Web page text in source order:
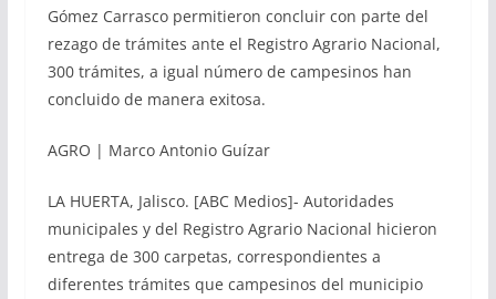
Gómez Carrasco permitieron concluir con parte del
rezago de trámites ante el Registro Agrario Nacional,
300 trámites, a igual número de campesinos han
concluido de manera exitosa.
AGRO | Marco Antonio Guízar
LA HUERTA, Jalisco. [ABC Medios]- Autoridades
municipales y del Registro Agrario Nacional hicieron
entrega de 300 carpetas, correspondientes a
diferentes trámites que campesinos del municipio